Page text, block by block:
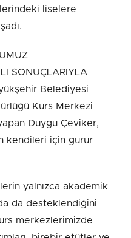
liselere
SONUÇLARIYLA
Belediyesi
Kurs Merkezi
Duygu Çeviker,
kendileri için gurur
yalnızca akademik
da desteklendiğini
merkezlerimizde